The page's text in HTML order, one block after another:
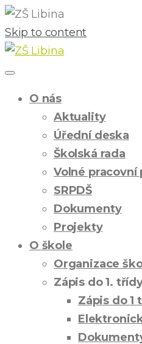
Skip to content
O nás
Aktuality
Úřední deska
Školská rada
Volné pracovní
SRPDŠ
Dokumenty
Projekty
O škole
Organizace
Zápis do 1.
Zápis do 1